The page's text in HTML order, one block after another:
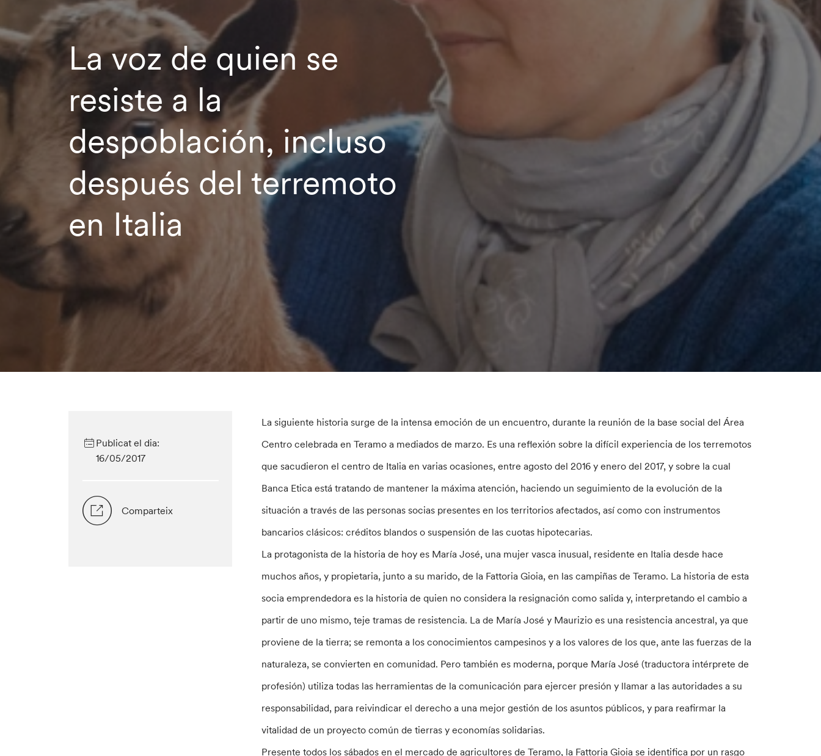
La voz de quien se
resiste a la
despoblación, incluso
después del terremoto
en Italia
Publicat el dia:
16/05/2017
Comparteix
La siguiente historia surge de la intensa emoción de un encuentro, durante la reunión de la base social del Área
Centro celebrada en Teramo a mediados de marzo. Es una reflexión sobre la difícil experiencia de los terremotos
que sacudieron el centro de Italia en varias ocasiones, entre agosto del 2016 y enero del 2017, y sobre la cual
Banca Etica está tratando de mantener la máxima atención, haciendo un seguimiento de la evolución de la
situación a través de las personas socias presentes en los territorios afectados, así como con instrumentos
bancarios clásicos: créditos blandos o suspensión de las cuotas hipotecarias.
La protagonista de la historia de hoy es María José, una mujer vasca inusual, residente en Italia desde hace
muchos años, y propietaria, junto a su marido, de la Fattoria Gioia, en las campiñas de Teramo. La historia de esta
socia emprendedora es la historia de quien no considera la resignación como salida y, interpretando el cambio a
partir de uno mismo, teje tramas de resistencia. La de María José y Maurizio es una resistencia ancestral, ya que
proviene de la tierra; se remonta a los conocimientos campesinos y a los valores de los que, ante las fuerzas de la
naturaleza, se convierten en comunidad. Pero también es moderna, porque María José (traductora intérprete de
profesión) utiliza todas las herramientas de la comunicación para ejercer presión y llamar a las autoridades a su
responsabilidad, para reivindicar el derecho a una mejor gestión de los asuntos públicos, y para reafirmar la
vitalidad de un proyecto común de tierras y economías solidarias.
Presente todos los sábados en el mercado de agricultores de Teramo, la Fattoria Gioia se identifica por un rasgo